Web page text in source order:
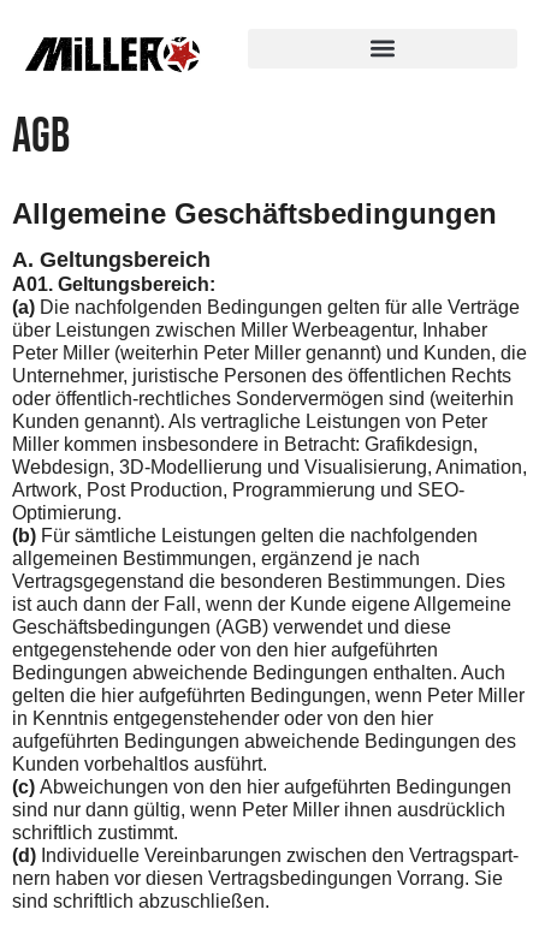
AGB
Allgemeine Geschäftsbedingungen
A. Geltungsbereich
A01. Geltungsbereich:
(a) Die nachfolgenden Bedingungen gelten für alle Verträge
über Leistungen zwischen Miller Werbeagentur, Inhaber
Peter Miller (weiterhin Peter Miller genannt) und Kunden, die
Unternehmer, juristische Personen des öffentlichen Rechts
oder öffentlich-rechtliches Sondervermögen sind (weiterhin
Kunden genannt). Als ver­tragliche Leistungen von Peter
Miller kommen insbesondere in Betracht: Grafikdesign,
Webdesign, 3D-Modellierung und Visualisierung, Animation,
Artwork, Post Production, Programmierung und SEO-
Optimierung.
(b) Für sämtliche Leistungen gelten die nachfolgenden
allge­meinen Bestimmungen, ergänzend je nach
Vertragsgegenstand die besonderen Bestimmungen. Dies
ist auch dann der Fall, wenn der Kunde eigene Allgemeine
Geschäftsbedingungen (AGB) verwendet und diese
entgegenstehende oder von den hier aufgeführten
Bedingungen abweichende Bedingungen ent­halten. Auch
gelten die hier aufgeführten Bedingungen, wenn Peter Miller
in Kenntnis entgegenstehender oder von den hier
aufgeführten Bedingungen abweichende Bedingungen des
Kun­den vorbehaltlos ausführt.
(c) Abweichungen von den hier aufgeführten Bedingungen
sind nur dann gültig, wenn Peter Miller ihnen ausdrücklich
schriftlich zustimmt.
(d) Individuelle Vereinbarungen zwischen den Vertragspart­
nern haben vor diesen Vertragsbedingungen Vorrang. Sie
sind schriftlich abzuschließen.